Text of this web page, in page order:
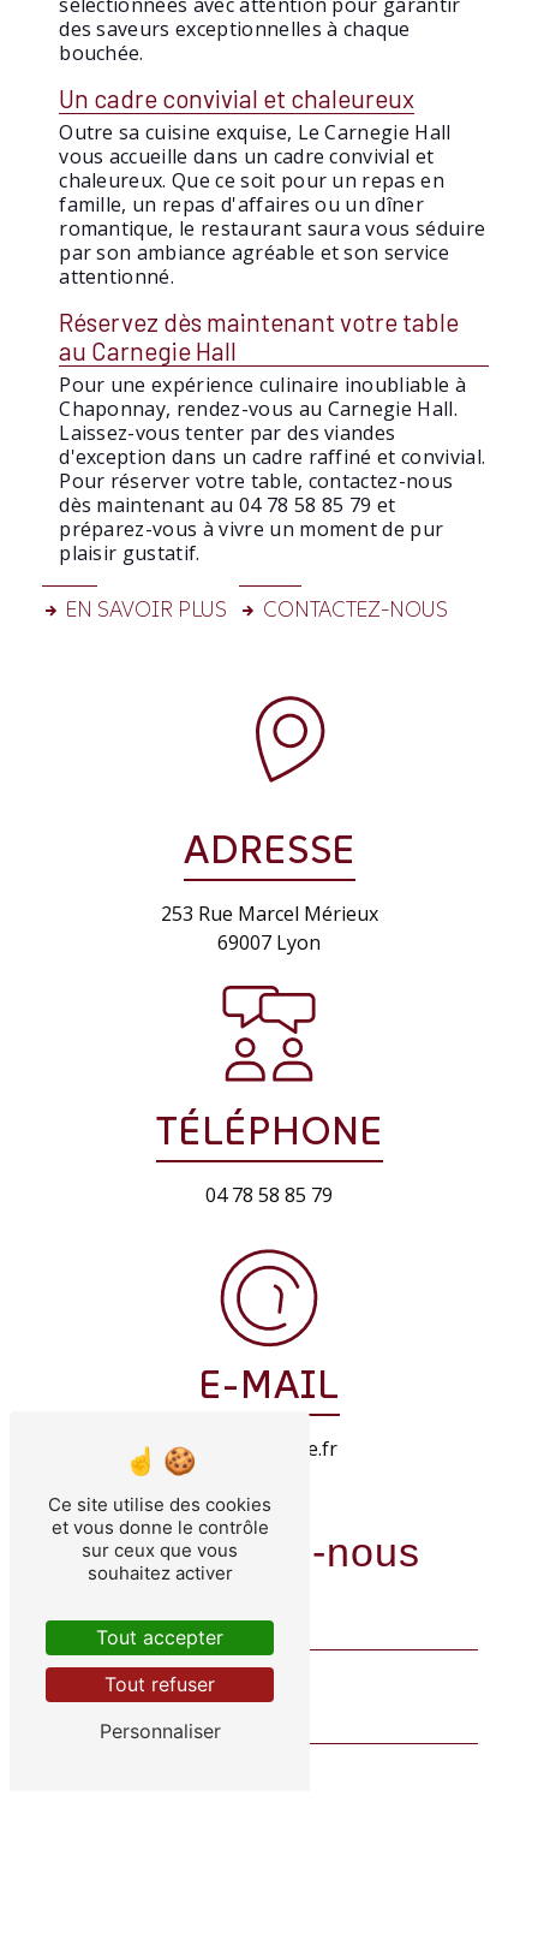
sélectionnées avec attention pour garantir
des saveurs exceptionnelles à chaque
bouchée.
Un cadre convivial et chaleureux
Outre sa cuisine exquise, Le Carnegie Hall
vous accueille dans un cadre convivial et
chaleureux. Que ce soit pour un repas en
famille, un repas d'affaires ou un dîner
romantique, le restaurant saura vous séduire
par son ambiance agréable et son service
attentionné.
Réservez dès maintenant votre table
au Carnegie Hall
Pour une expérience culinaire inoubliable à
Chaponnay, rendez-vous au Carnegie Hall.
Laissez-vous tenter par des viandes
d'exception dans un cadre raffiné et convivial.
Pour réserver votre table, contactez-nous
dès maintenant au 04 78 58 85 79 et
préparez-vous à vivre un moment de pur
plaisir gustatif.
EN SAVOIR PLUS CONTACTEZ-NOUS
ADRESSE
253 Rue Marcel Mérieux
69007 Lyon
TÉLÉPHONE
04 78 58 85 79
E-MAIL
killy@orange.fr
Contactez-nous
Ce site utilise des cookies
et vous donne le contrôle
sur ceux que vous
souhaitez activer
Tout accepter
Tout refuser
Personnaliser